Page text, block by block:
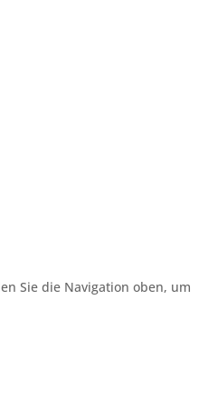
Sie die Navigation oben, um